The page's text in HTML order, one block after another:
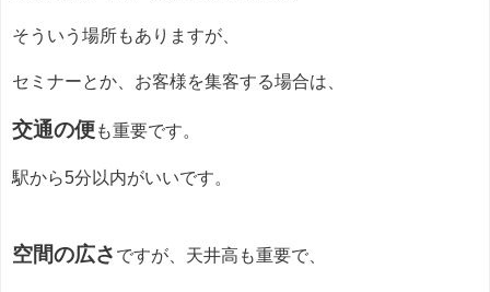
そういう場所もありますが、
セミナーとか、お客様を集客する場合は、
交通の便も重要です。
駅から5分以内がいいです。
空間の広さ ですが、天井高も重要で、